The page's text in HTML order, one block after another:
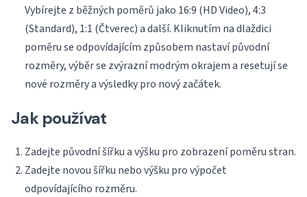
Vybírejte z běžných poměrů jako 16:9 (HD Video), 4:3
(Standard), 1:1 (Čtverec) a další. Kliknutím na dlaždici
poměru se odpovídajícím způsobem nastaví původní
rozměry, výběr se zvýrazní modrým okrajem a resetují se
nové rozměry a výsledky pro nový začátek.
Jak používat
Zadejte původní šířku a výšku pro zobrazení poměru stran.
Zadejte novou šířku nebo výšku pro výpočet
odpovídajícího rozměru.